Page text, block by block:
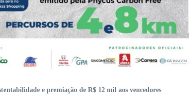
e premiação de R$ 12 mil aos vencedores